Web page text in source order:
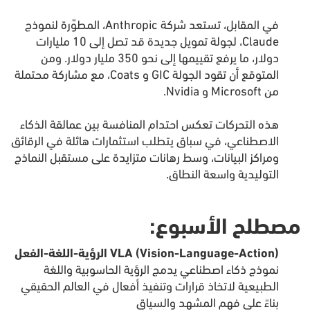
في المقابل، تستعد شركة Anthropic، المطوّرة لنموذج
Claude، لجولة تمويل جديدة قد تصل إلى 10 مليارات
دولار، ما يرفع تقييمها إلى نحو 350 مليار دولار. ومن
المتوقع أن تقود الجولة GIC و Coats، مع مشاركة محتملة
من Microsoft و Nvidia.
هذه التحركات تعكس احتدام المنافسة بين عمالقة الذكاء
الاصطناعي، في سباق يتطلب استثمارات هائلة في الرقائق
ومراكز البيانات، وسط رهانات متزايدة على مستقبل النماذج
التوليدية واسعة النطاق.
مصطلح الأسبوع:
VLA (Vision-Language-Action) الرؤية-اللغة-الفعل
نموذج ذكاء اصطناعي يدمج الرؤية الحاسوبية واللغة
الطبيعية لاتخاذ قرارات وتنفيذ أفعال في العالم الحقيقي
بناءً على فهم المشهد والسياق